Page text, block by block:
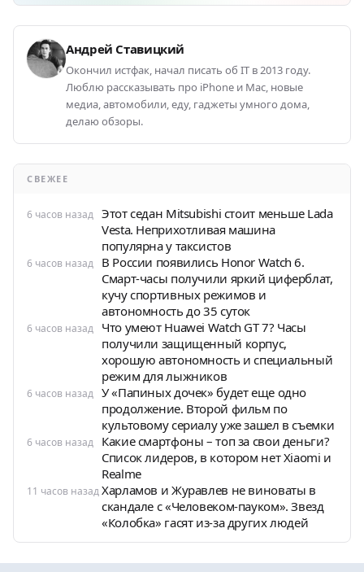
Андрей Ставицкий
Окончил истфак, начал писать об IT в 2013 году.
Люблю рассказывать про iPhone и Mac, новые
медиа, автомобили, еду, гаджеты умного дома,
делаю обзоры.
СВЕЖЕЕ
6 часов назад Этот седан Mitsubishi стоит меньше Lada
Vesta. Неприхотливая машина
популярна у таксистов
6 часов назад
В России появились Honor Watch 6.
Смарт-часы получили яркий циферблат,
кучу спортивных режимов и
автономность до 35 суток
6 часов назад
Что умеют Huawei Watch GT 7? Часы
получили защищенный корпус,
хорошую автономность и специальный
режим для лыжников
6 часов назад У «Папиных дочек» будет еще одно
продолжение. Второй фильм по
культовому сериалу уже зашел в съемки
6 часов назад
Какие смартфоны – топ за свои деньги?
Список лидеров, в котором нет Xiaomi и
Realme
11 часов назадХарламов и Журавлев не виноваты в
скандале с «Человеком-пауком». Звезд
«Колобка» гасят из-за других людей